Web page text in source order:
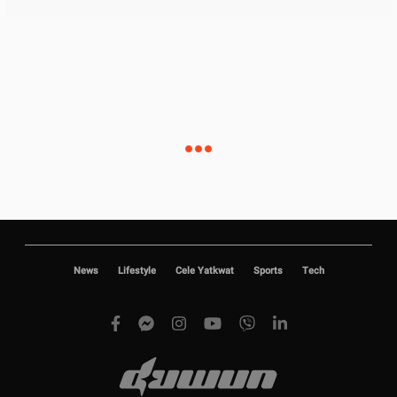
News Lifestyle Cele Yatkwat Sports Tech